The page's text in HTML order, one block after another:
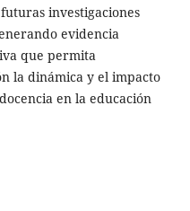
investigaciones
evidencia
que permita
la dinámica y el impacto
en la educación